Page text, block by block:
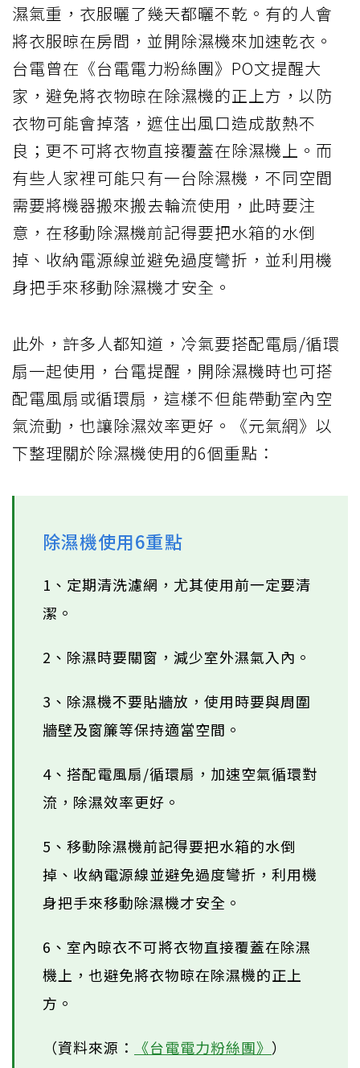
濕氣重，衣服曬了幾天都曬不乾。有的人會
將衣服晾在房間，並開除濕機來加速乾衣。
台電曾在《台電電力粉絲團》PO文提醒大
家，避免將衣物晾在除濕機的正上方，以防
衣物可能會掉落，遮住出風口造成散熱不
良；更不可將衣物直接覆蓋在除濕機上。而
有些人家裡可能只有一台除濕機，不同空間
需要將機器搬來搬去輪流使用，此時要注
意，在移動除濕機前記得要把水箱的水倒
掉、收納電源線並避免過度彎折，並利用機
身把手來移動除濕機才安全。
此外，許多人都知道，冷氣要搭配電扇/循環
扇一起使用，台電提醒，開除濕機時也可搭
配電風扇或循環扇，這樣不但能帶動室內空
氣流動，也讓除濕效率更好。《元氣網》以
下整理關於除濕機使用的6個重點：
除濕機使用6重點
1、定期清洗濾網，尤其使用前一定要清
潔。
2、除濕時要關窗，減少室外濕氣入內。
3、除濕機不要貼牆放，使用時要與周圍
牆壁及窗簾等保持適當空間。
4、搭配電風扇/循環扇，加速空氣循環對
流，除濕效率更好。
5、移動除濕機前記得要把水箱的水倒
掉、收納電源線並避免過度彎折，利用機
身把手來移動除濕機才安全。
6、室內晾衣不可將衣物直接覆蓋在除濕
機上，也避免將衣物晾在除濕機的正上
方。
（資料來源： 《台電電力粉絲團》 ）